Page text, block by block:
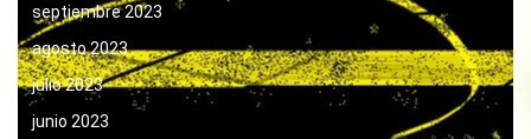
septiembre 2023
agosto 2023
julio 2023
junio 2023